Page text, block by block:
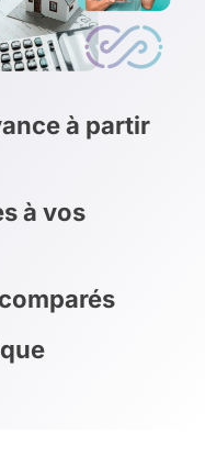
à partir
à vos